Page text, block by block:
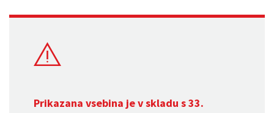
Prikazana vsebina je v skladu s 33.